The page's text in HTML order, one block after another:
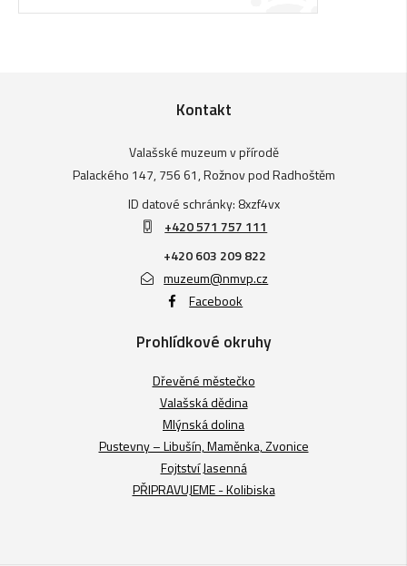
Kontakt
Valašské muzeum v přírodě
Palackého 147, 756 61, Rožnov pod Radhoštěm
ID datové schránky: 8xzf4vx
+420 571 757 111
+420 603 209 822
muzeum@nmvp.cz
Facebook
Prohlídkové okruhy
Dřevěné městečko
Valašská dědina
Mlýnská dolina
Pustevny – Libušín, Maměnka, Zvonice
Fojtství Jasenná
PŘIPRAVUJEME - Kolibiska